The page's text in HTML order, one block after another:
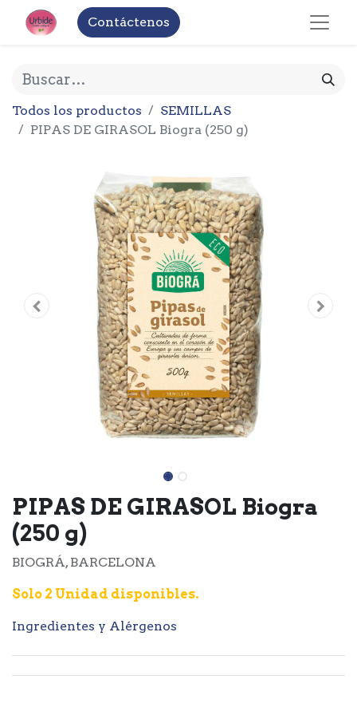
Contáctenos
Todos los productos
SEMILLAS
PIPAS DE GIRASOL Biogra (250 g)
PIPAS DE GIRASOL Biogra
(250 g)
BIOGRÁ, BARCELONA
Solo 2 Unidad disponibles.
Ingredientes y Alérgenos